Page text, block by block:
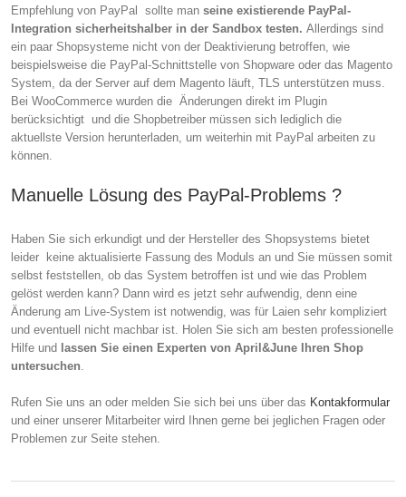
Empfehlung von PayPal sollte man seine existierende PayPal-
Integration sicherheitshalber in der Sandbox testen. Allerdings sind
ein paar Shopsysteme nicht von der Deaktivierung betroffen, wie
beispielsweise die PayPal-Schnittstelle von Shopware oder das Magento
System, da der Server auf dem Magento läuft, TLS unterstützen muss.
Bei WooCommerce wurden die Änderungen direkt im Plugin
berücksichtigt und die Shopbetreiber müssen sich lediglich die
aktuellste Version herunterladen, um weiterhin mit PayPal arbeiten zu
können.
Manuelle Lösung des PayPal-Problems ?
Haben Sie sich erkundigt und der Hersteller des Shopsystems bietet
leider keine aktualisierte Fassung des Moduls an und Sie müssen somit
selbst feststellen, ob das System betroffen ist und wie das Problem
gelöst werden kann? Dann wird es jetzt sehr aufwendig, denn eine
Änderung am Live-System ist notwendig, was für Laien sehr kompliziert
und eventuell nicht machbar ist. Holen Sie sich am besten professionelle
Hilfe und lassen Sie einen Experten von April&June Ihren Shop
untersuchen.
Rufen Sie uns an oder melden Sie sich bei uns über das Kontakformular
und einer unserer Mitarbeiter wird Ihnen gerne bei jeglichen Fragen oder
Problemen zur Seite stehen.